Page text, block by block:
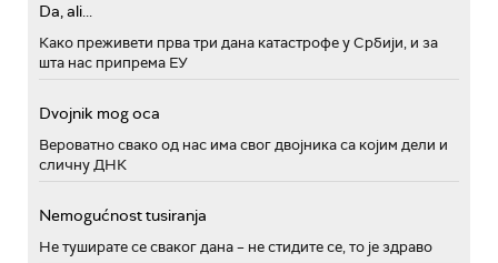
Da, ali...
Како преживети прва три дана катастрофе у Србији, и за
шта нас припрема ЕУ
Dvojnik mog oca
Вероватно свако од нас има свог двојника са којим дели и
сличну ДНК
Nemogućnost tusiranja
Не туширате се сваког дана – не стидите се, то је здраво